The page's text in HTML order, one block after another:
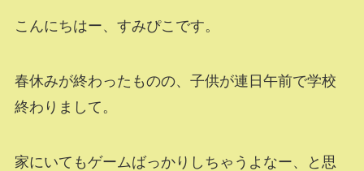
こんにちはー、すみぴこです。
春休みが終わったものの、子供が連日午前で学校
終わりまして。
家にいてもゲームばっかりしちゃうよなー、と思